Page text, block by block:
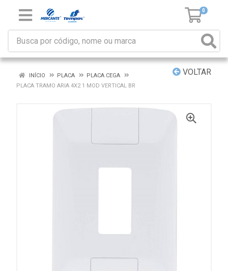
0
VOLTAR
INÍCIO PLACA
PLACA CEGA
PLACA TRAMO ARIA 4X2 1 MOD VERTICAL BR